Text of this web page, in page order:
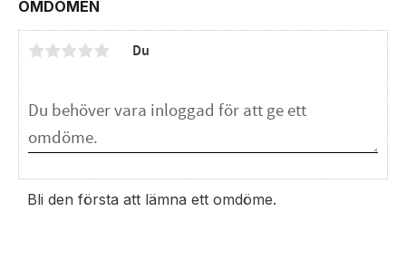
OMDÖMEN
Du
Bli den första att lämna ett omdöme.